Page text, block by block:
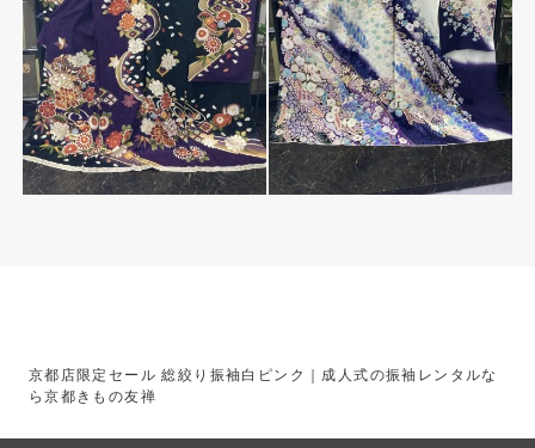
京都店限定セール 総絞り振袖白ピンク｜成人式の振袖レンタルな
ら京都きもの友禅